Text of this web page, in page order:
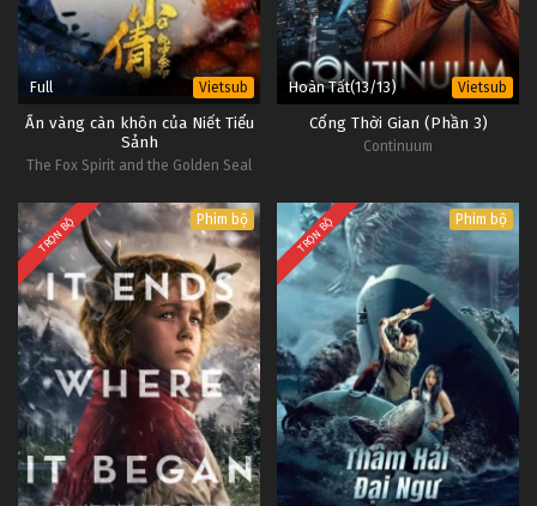
Full Vietsub
Ấn vàng càn khôn của Niết Tiểu
Sảnh
The Fox Spirit and the Golden Seal
Hoàn Tất(13/13) Vietsub
Cổng Thời Gian (Phần 3)
Continuum
TRỌN BỘ Phim bộ TRỌN BỘ Phim bộ